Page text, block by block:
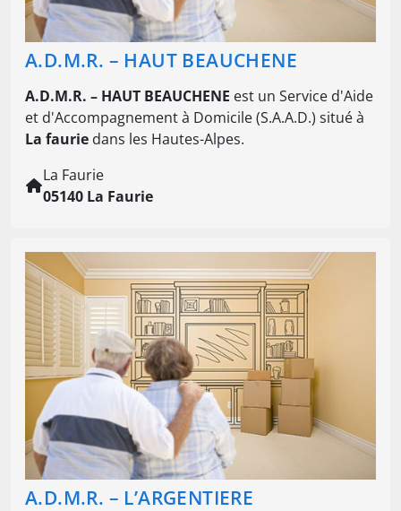
A.D.M.R. – HAUT BEAUCHENE
A.D.M.R. – HAUT BEAUCHENE est un Service d'Aide
et d'Accompagnement à Domicile (S.A.A.D.) situé à
La faurie dans les Hautes-Alpes.
La Faurie
05140 La Faurie
A.D.M.R. – L’ARGENTIERE